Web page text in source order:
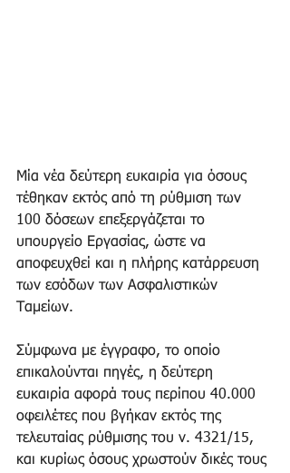
Μία νέα δεύτερη ευκαιρία για όσους
τέθηκαν εκτός από τη ρύθμιση των
100 δόσεων επεξεργάζεται το
υπουργείο Εργασίας, ώστε να
αποφευχθεί και η πλήρης κατάρρευση
των εσόδων των Ασφαλιστικών
Ταμείων.
Σύμφωνα με έγγραφο, το οποίο
επικαλoύνται πηγές, η δεύτερη
ευκαιρία αφορά τους περίπου 40.000
οφειλέτες που βγήκαν εκτός της
τελευταίας ρύθμισης του ν. 4321/15,
και κυρίως όσους χρωστούν δικές τους